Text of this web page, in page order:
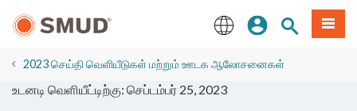
உள்ளடக்கத்திற்கு
உள்நுழையவும்
தளத் தேடல்
2023 செய்தி வெளியீடுகள் மற்றும் ஊடக ஆலோசனைகள்
உடனடி வெளியீட்டிற்கு: செப்டம்பர் 25, 2023